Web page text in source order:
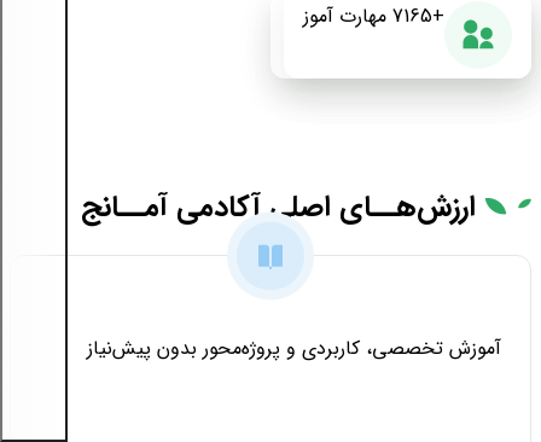
+175 دوره آموزشی 87% رضایت از دوره +7165 مهارت آموز
ارزش‌هــای اصلی آکادمی آمــانج
آموزش تخصصی، کاربردی و پروژه‌محور بدون پیش‌نیاز